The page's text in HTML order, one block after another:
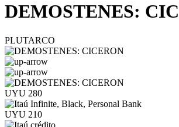
DEMOSTENES:
PLUTARCO
UYU 280
UYU 210